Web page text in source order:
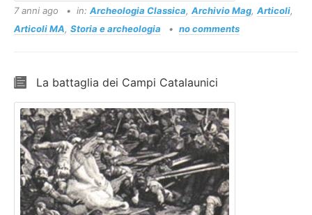
7 anni ago in: Archeologia Classica, Archivio Mag, Articoli,
Articoli MA, Storia e archeologia no comments
La battaglia dei Campi Catalaunici